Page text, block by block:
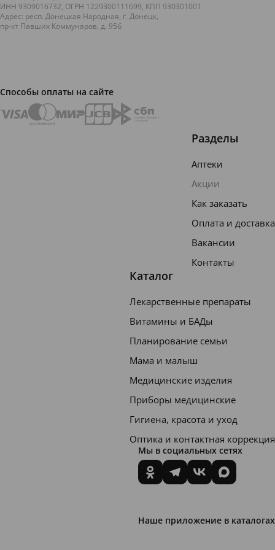
ИНН 9309016732, ОГРН 1229300111699, КПП 930301001
Адрес: респ. Донецкая Народная, г. Донецк,
пр-кт Павших Коммунаров, д. 95б
Способы оплаты на сайте
Разделы
Аптеки
Акции
Как заказать
Оплата и доставка
Вакансии
Контакты
Каталог
Лекарственные препараты
Витамины и БАДы
Планирование семьи
Мама и малыш
Медицинские изделия
Приборы медицинские
Гигиена, красота и уход
Оптика и контактная коррекция
Мы в социальных сетях
Наше приложение в каталогах